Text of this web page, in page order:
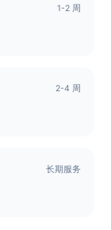
1-2 周
2-4 周
长期服务